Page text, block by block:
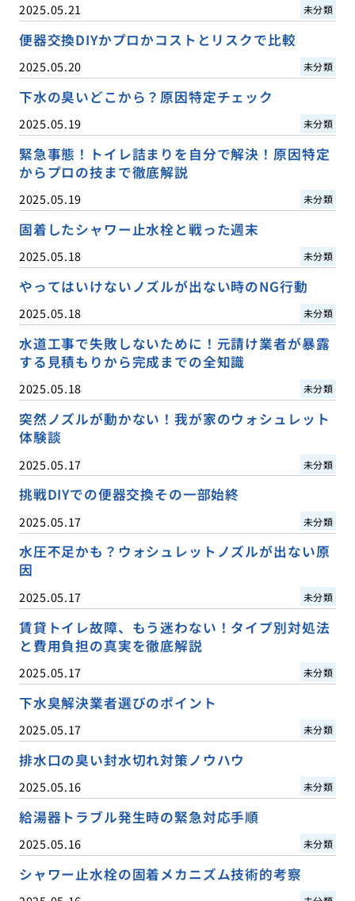
2025.05.21 未分類
便器交換DIYかプロかコストとリスクで比較
2025.05.20 未分類
下水の臭いどこから？原因特定チェック
2025.05.19 未分類
緊急事態！トイレ詰まりを自分で解決！原因特定
からプロの技まで徹底解説
2025.05.19 未分類
固着したシャワー止水栓と戦った週末
2025.05.18 未分類
やってはいけないノズルが出ない時のNG行動
2025.05.18 未分類
水道工事で失敗しないために！元請け業者が暴露
する見積もりから完成までの全知識
2025.05.18 未分類
突然ノズルが動かない！我が家のウォシュレット
体験談
2025.05.17 未分類
挑戦DIYでの便器交換その一部始終
2025.05.17 未分類
水圧不足かも？ウォシュレットノズルが出ない原
因
2025.05.17 未分類
賃貸トイレ故障、もう迷わない！タイプ別対処法
と費用負担の真実を徹底解説
2025.05.17 未分類
下水臭解決業者選びのポイント
2025.05.17 未分類
排水口の臭い封水切れ対策ノウハウ
2025.05.16 未分類
給湯器トラブル発生時の緊急対応手順
2025.05.16 未分類
シャワー止水栓の固着メカニズム技術的考察